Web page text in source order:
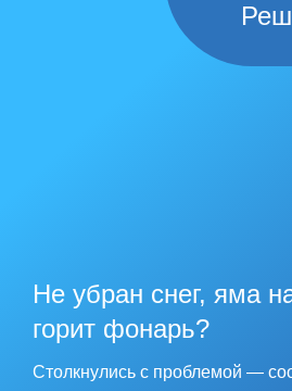
Не убран снег, яма
горит фонарь?
Столкнулись с проблемой —